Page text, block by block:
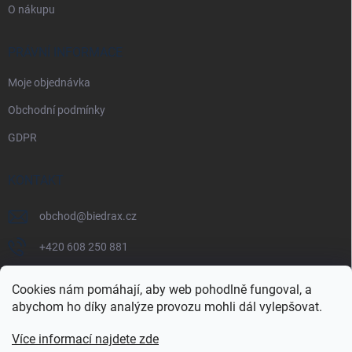
Cookies nám pomáhají, aby web pohodlně fungoval, a
abychom ho díky analýze provozu mohli dál vylepšovat.
Více informací najdete zde
O nákupu
PRÁVNÍ INFORMACE
Moje objednávka
Obchodní podmínky
GDPR
KONTAKT
obchod@biedrax.cz
+420 608 250 881